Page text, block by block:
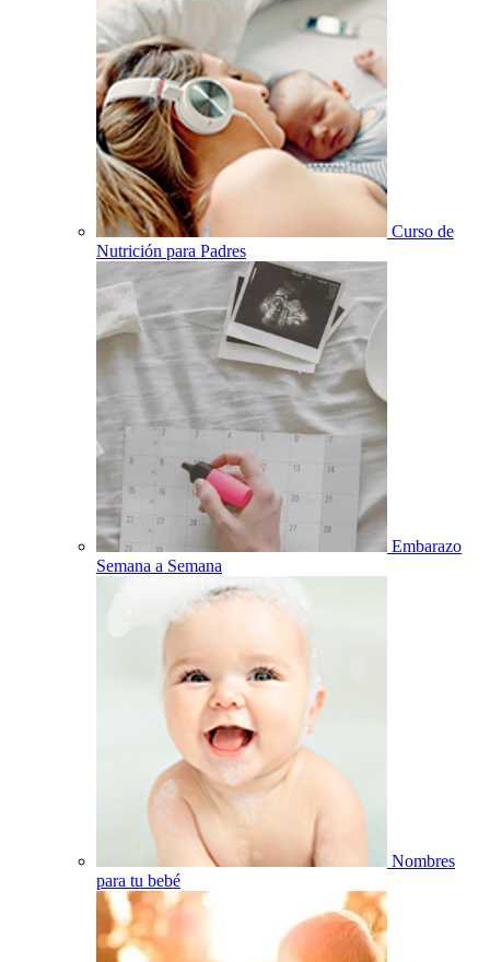
Curso de
Nutrición para Padres
Embarazo
Semana a Semana
Nombres
para tu bebé